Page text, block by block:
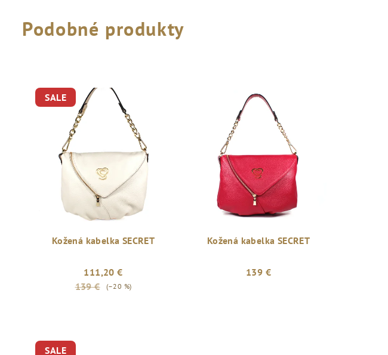
Podobné produkty
SALE
Kožená kabelka SECRET
111,20 €
139 €
(–20 %)
Kožená kabelka SECRET
139 €
SALE